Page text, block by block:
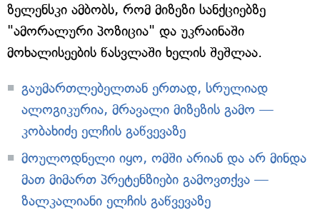
ზელენსკი ამბობს, რომ მიზეზი სანქციებზე
"ამორალური პოზიცია" და უკრაინაში
მოხალისეების წასვლაში ხელის შეშლაა.
გაუმართლებელთან ერთად, სრულიად
ალოგიკურია, მრავალი მიზეზის გამო —
კობახიძე ელჩის გაწვევაზე
მოულოდნელი იყო, ომში არიან და არ მინდა
მათ მიმართ პრეტენზიები გამოვთქვა —
ზალკალიანი ელჩის გაწვევაზე